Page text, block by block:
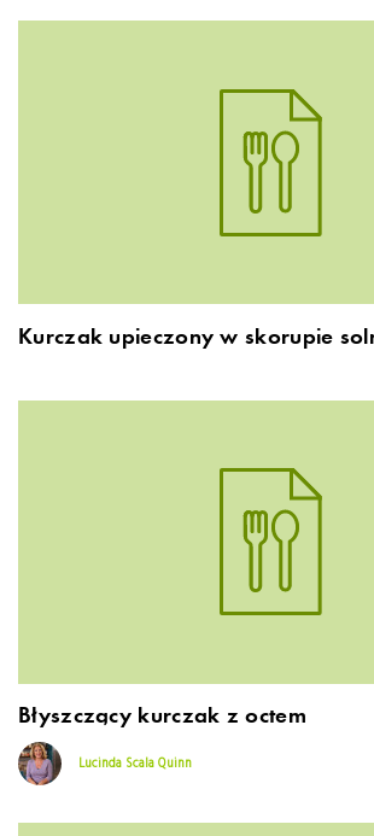
Kurczak upieczony w skorupie
Błyszczący kurczak z octem
Lucinda Scala Quinn